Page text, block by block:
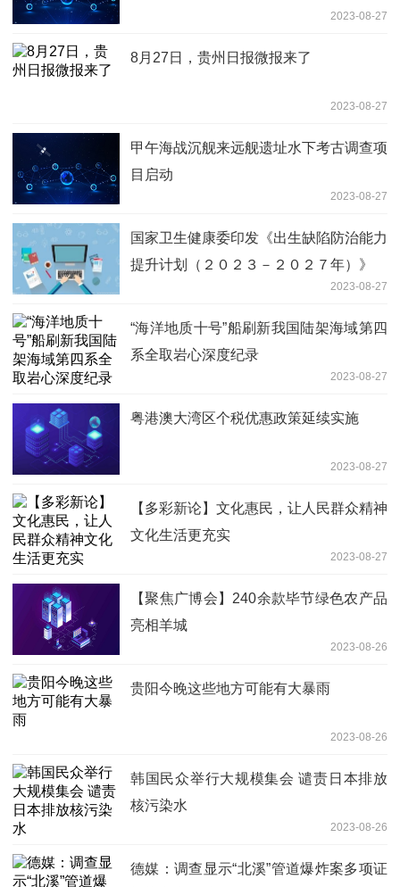
2023-08-27
8月27日，贵州日报微报来了
2023-08-27
甲午海战沉舰来远舰遗址水下考古调查项
目启动
2023-08-27
国家卫生健康委印发《出生缺陷防治能力
提升计划（２０２３－２０２７年）》
2023-08-27
“海洋地质十号”船刷新我国陆架海域第四
系全取岩心深度纪录
2023-08-27
粤港澳大湾区个税优惠政策延续实施
2023-08-27
【多彩新论】文化惠民，让人民群众精神
文化生活更充实
2023-08-27
【聚焦广博会】240余款毕节绿色农产品
亮相羊城
2023-08-26
贵阳今晚这些地方可能有大暴雨
2023-08-26
韩国民众举行大规模集会 谴责日本排放
核污染水
2023-08-26
德媒：调查显示“北溪”管道爆炸案多项证